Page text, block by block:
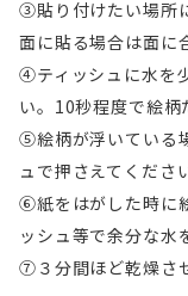
③貼り付けたい場所
面に貼る場合は面に
④ティッシュに水を
い。10秒程度で絵柄
⑤絵柄が浮いている
ュで押さえてください
⑥紙をはがした時に
ッシュ等で余分な水
⑦３分間ほど乾燥さ